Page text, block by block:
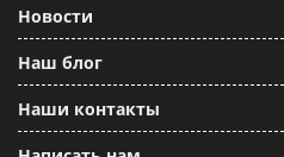
Новости
Наш блог
Наши контакты